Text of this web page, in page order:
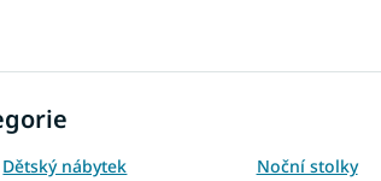
Dětský nábytek Noční stolky